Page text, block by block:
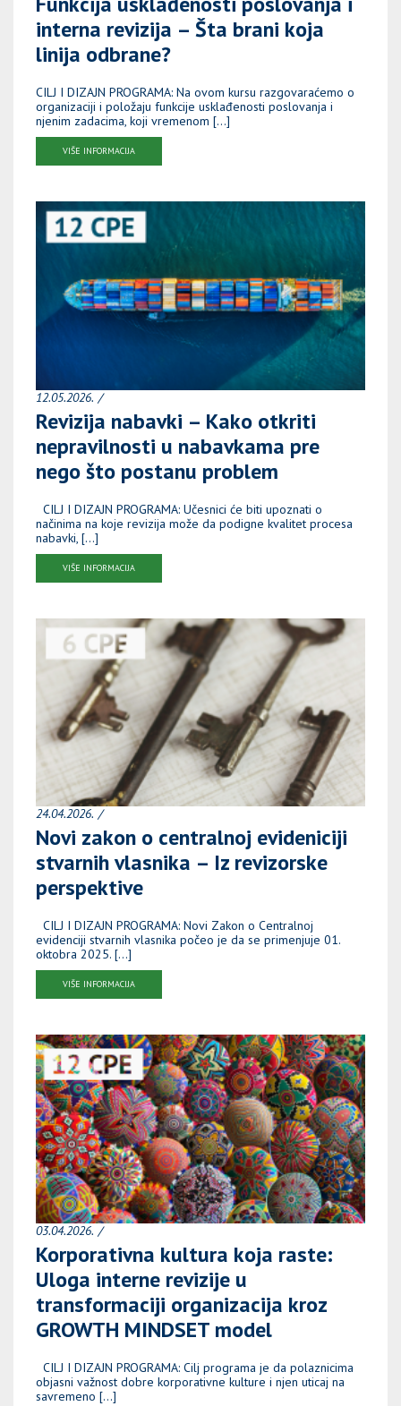
interna revizija – Šta brani koja
linija odbrane?
CILJ I DIZAJN PROGRAMA: Na ovom kursu razgovaraćemo o
organizaciji i položaju funkcije usklađenosti poslovanja i
njenim zadacima, koji vremenom […]
VIŠE INFORMACIJA
12.05.2026.
Revizija nabavki – Kako otkriti
nepravilnosti u nabavkama pre
nego što postanu problem
CILJ I DIZAJN PROGRAMA: Učesnici će biti upoznati o
načinima na koje revizija može da podigne kvalitet procesa
nabavki, […]
VIŠE INFORMACIJA
24.04.2026.
Novi zakon o centralnoj evideniciji
stvarnih vlasnika – Iz revizorske
perspektive
CILJ I DIZAJN PROGRAMA: Novi Zakon o Centralnoj
evidenciji stvarnih vlasnika počeo je da se primenjuje 01.
oktobra 2025. […]
VIŠE INFORMACIJA
03.04.2026.
Korporativna kultura koja raste:
Uloga interne revizije u
transformaciji organizacija kroz
GROWTH MINDSET model
CILJ I DIZAJN PROGRAMA: Cilj programa je da polaznicima
objasni važnost dobre korporativne kulture i njen uticaj na
savremeno […]